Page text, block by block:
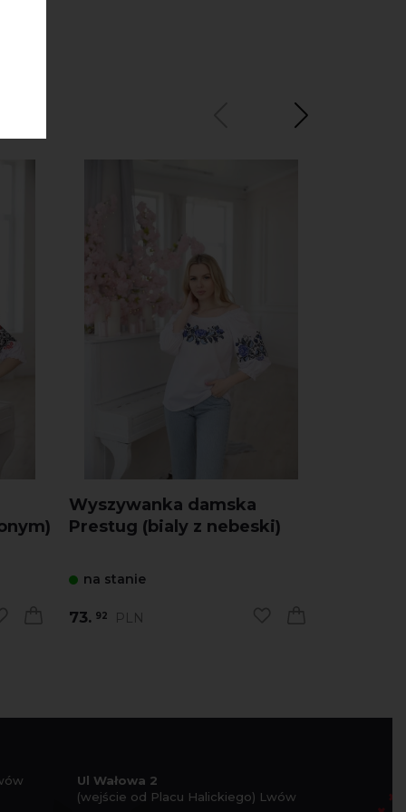
Wyszywanka damska
Prestug (bialy z nebeski)
na stanie
73. 92 PLN
Ul Wałowa 2
(wejście od Placu Halickiego) Lwów